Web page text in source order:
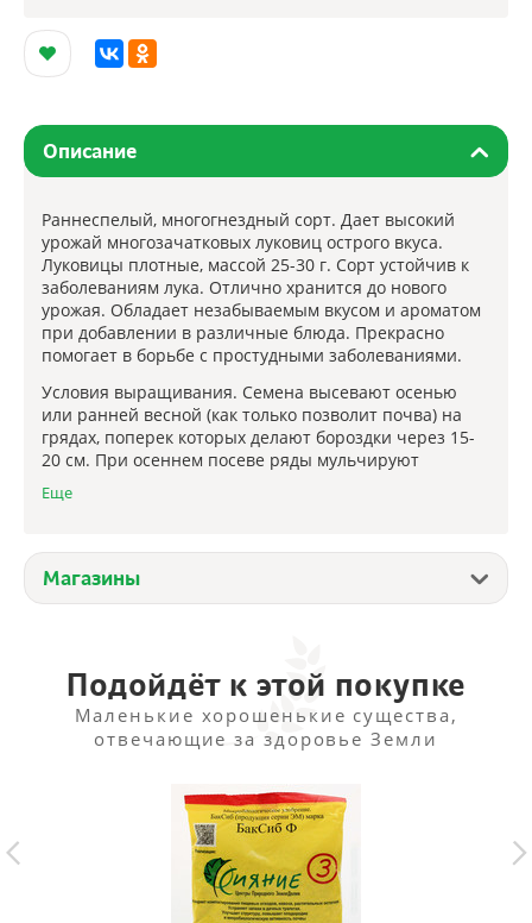
Описание
Раннеспелый, многогнездный сорт. Дает высокий
урожай многозачатковых луковиц острого вкуса.
Луковицы плотные, массой 25-30 г. Сорт устойчив к
заболеваниям лука. Отлично хранится до нового
урожая. Обладает незабываемым вкусом и ароматом
при добавлении в различные блюда. Прекрасно
помогает в борьбе с простудными заболеваниями.
Условия выращивания. Семена высевают осенью
или ранней весной (как только позволит почва) на
грядах, поперек которых делают бороздки через 15-
20 см. При осеннем посеве ряды мульчируют
перегноем или торфом. В дальнейшем уход
заключается в регулярных прополках, поливах и
желтеть и полегать. С июля подкормки и поливы
прекращают. Полученные в первый год из семян
Еще
Магазины
Подойдёт к этой покупке
Маленькие хорошенькие существа,
отвечающие за здоровье Земли